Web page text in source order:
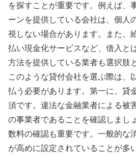
を探すことが重要です。例えば、
ーンを提供している会社は、個人
視しない場合があります。また、
払い現金化サービスなど、借入と
方法を提供している業者も選択肢
このような貸付会社を選ぶ際は、
払う必要があります。第一に、貸
須です。違法な金融業者による被
の事業者であることを確認しまし
数料の確認も重要です。一般的な
が高めに設定されていることが多